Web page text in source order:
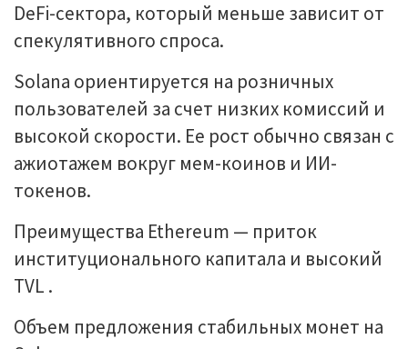
DeFi-сектора, который меньше зависит от
спекулятивного спроса.
Solana ориентируется на розничных
пользователей за счет низких комиссий и
высокой скорости. Ее рост обычно связан с
ажиотажем вокруг мем-коинов и ИИ-
токенов.
Преимущества Ethereum — приток
институционального капитала и высокий
TVL .
Объем предложения стабильных монет на